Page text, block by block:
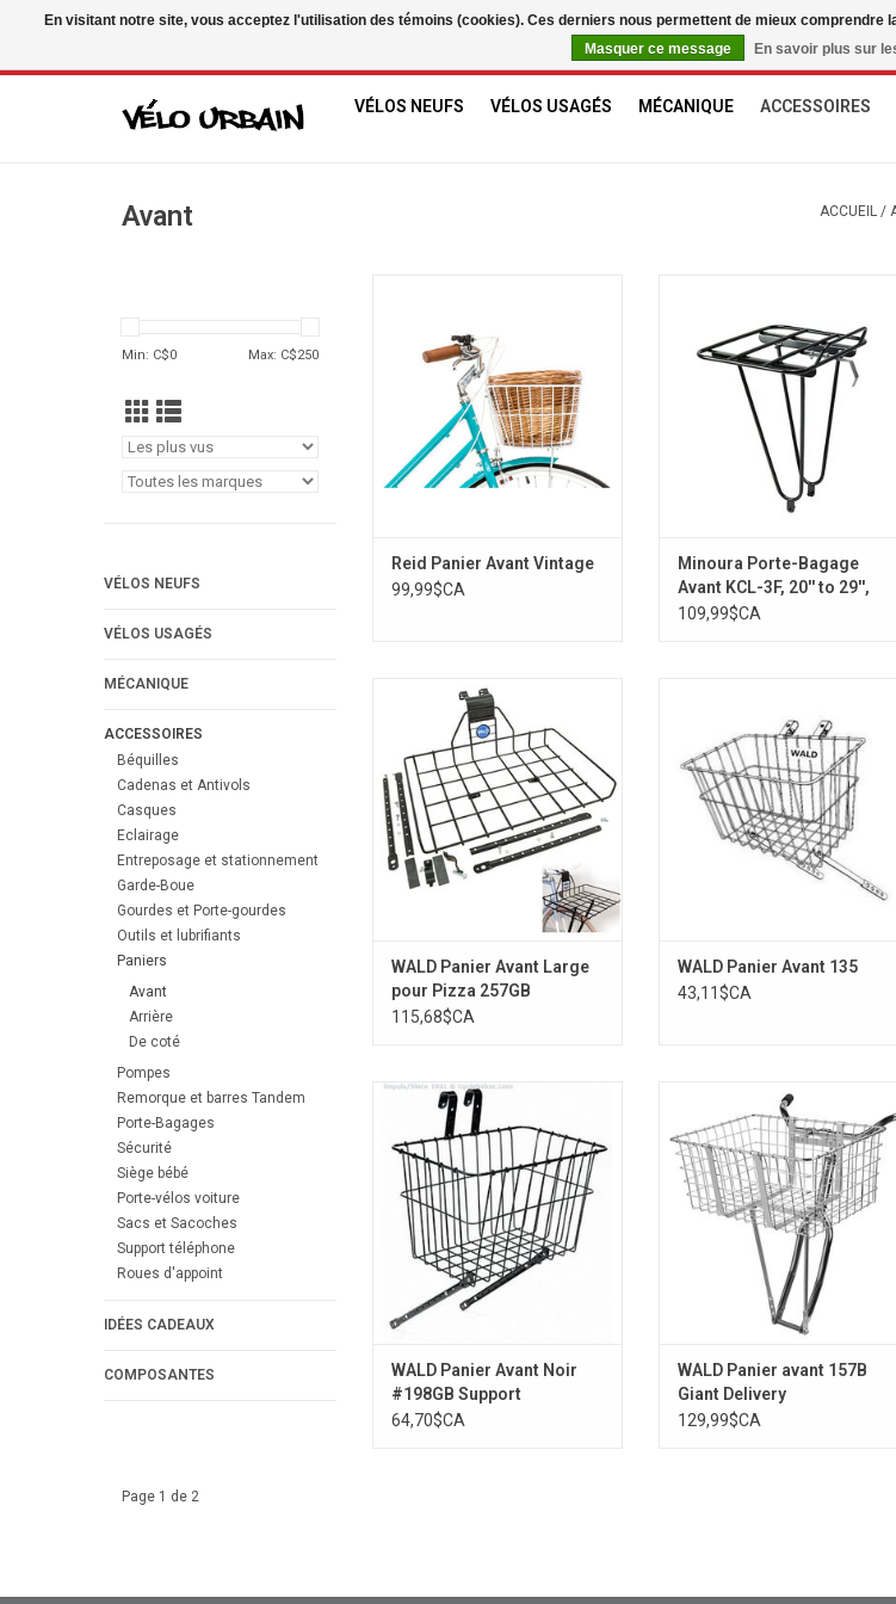
VÉLOS NEUFS VÉLOS USAGÉS MÉCANIQUE ACCESSOIRES
Avant ACCUEIL /
Min: C$0 Max: C$250
VÉLOS NEUFS
VÉLOS USAGÉS
MÉCANIQUE
ACCESSOIRES
Béquilles
Cadenas et Antivols
Casques
Eclairage
Entreposage et stationnement
Garde-Boue
Gourdes et Porte-gourdes
Outils et lubrifiants
Paniers
Avant
Arrière
De coté
Pompes
Remorque et barres Tandem
Porte-Bagages
Sécurité
Siège bébé
Porte-vélos voiture
Sacs et Sacoches
Support téléphone
Roues d'appoint
IDÉES CADEAUX
COMPOSANTES
Reid Panier Avant Vintage
99,99$CA
Minoura Porte-Bagage
Avant KCL-3F, 20'' to 29'',
Black
109,99$CA
#GB257
WALD Panier Avant Large
pour Pizza 257GB
115,68$CA
AJOUTER AU PANIER
WALD Panier Avant 135
43,11$CA
Panier Avant Noir 14,5 x 9,5 x 9″
AJOUTER AU PANIER
WALD Panier Avant Noir
#198GB Support
ajustables
64,70$CA
WALD Panier avant 157B Giant
Delivery
WALD Panier avant 157B
Giant Delivery
129,99$CA
Page 1 de 2
En visitant notre site, vous acceptez l'utilisation des témoins (cookies). Ces derniers nous permettent de mieux
Masquer ce message
En savoir plus sur